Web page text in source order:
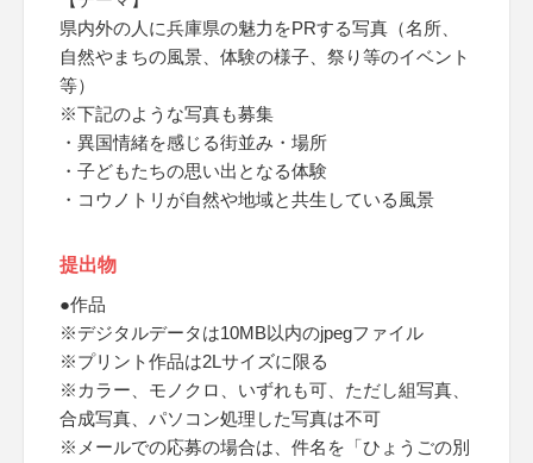
県内外の人に兵庫県の魅力をPRする写真（名所、
自然やまちの風景、体験の様子、祭り等のイベント
等）
※下記のような写真も募集
・異国情緒を感じる街並み・場所
・子どもたちの思い出となる体験
・コウノトリが自然や地域と共生している風景
提出物
●作品
※デジタルデータは10MB以内のjpegファイル
※プリント作品は2Lサイズに限る
※カラー、モノクロ、いずれも可、ただし組写真、
合成写真、パソコン処理した写真は不可
※メールでの応募の場合は、件名を「ひょうごの別